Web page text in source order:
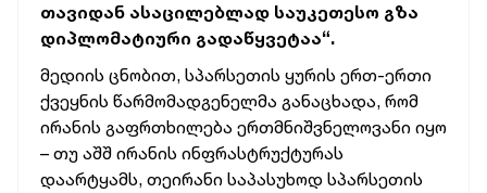
თავიდან ასაცილებლად საუკეთესო გზა
დიპლომატიური გადაწყვეტაა“.
მედიის ცნობით, სპარსეთის ყურის ერთ-ერთი
ქვეყნის წარმომადგენელმა განაცხადა, რომ
ირანის გაფრთხილება ერთმნიშვნელოვანი იყო
– თუ აშშ ირანის ინფრასტრუქტურას
დაარტყამს, თეირანი საპასუხოდ სპარსეთის